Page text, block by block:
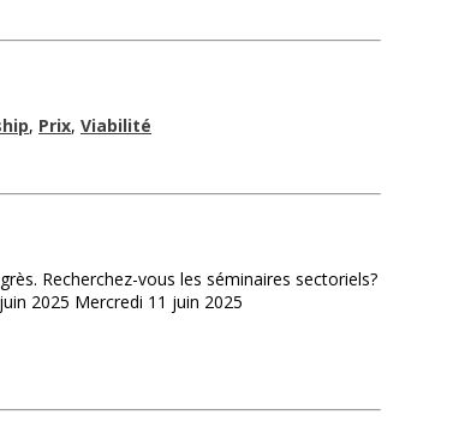
, Prix, Viabilité
Recherchez-vous les séminaires sectoriels?
2025 Mercredi 11 juin 2025